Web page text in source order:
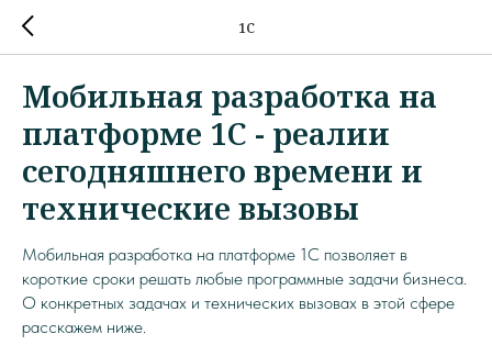
1С
Мобильная разработка на
платформе 1С - реалии
сегодняшнего времени и
технические вызовы
Мобильная разработка на платформе 1С позволяет в
короткие сроки решать любые программные задачи бизнеса.
О конкретных задачах и технических вызовах в этой сфере
расскажем ниже.